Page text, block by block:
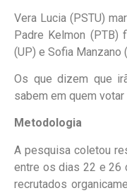
Vera Lucia (PSTU)
Padre Kelmon (PTB)
(UP) e Sofia Manzano
Os que dizem que
sabem em quem votar
Metodologia
A pesquisa coletou
entre os dias 22 e 26
recrutados